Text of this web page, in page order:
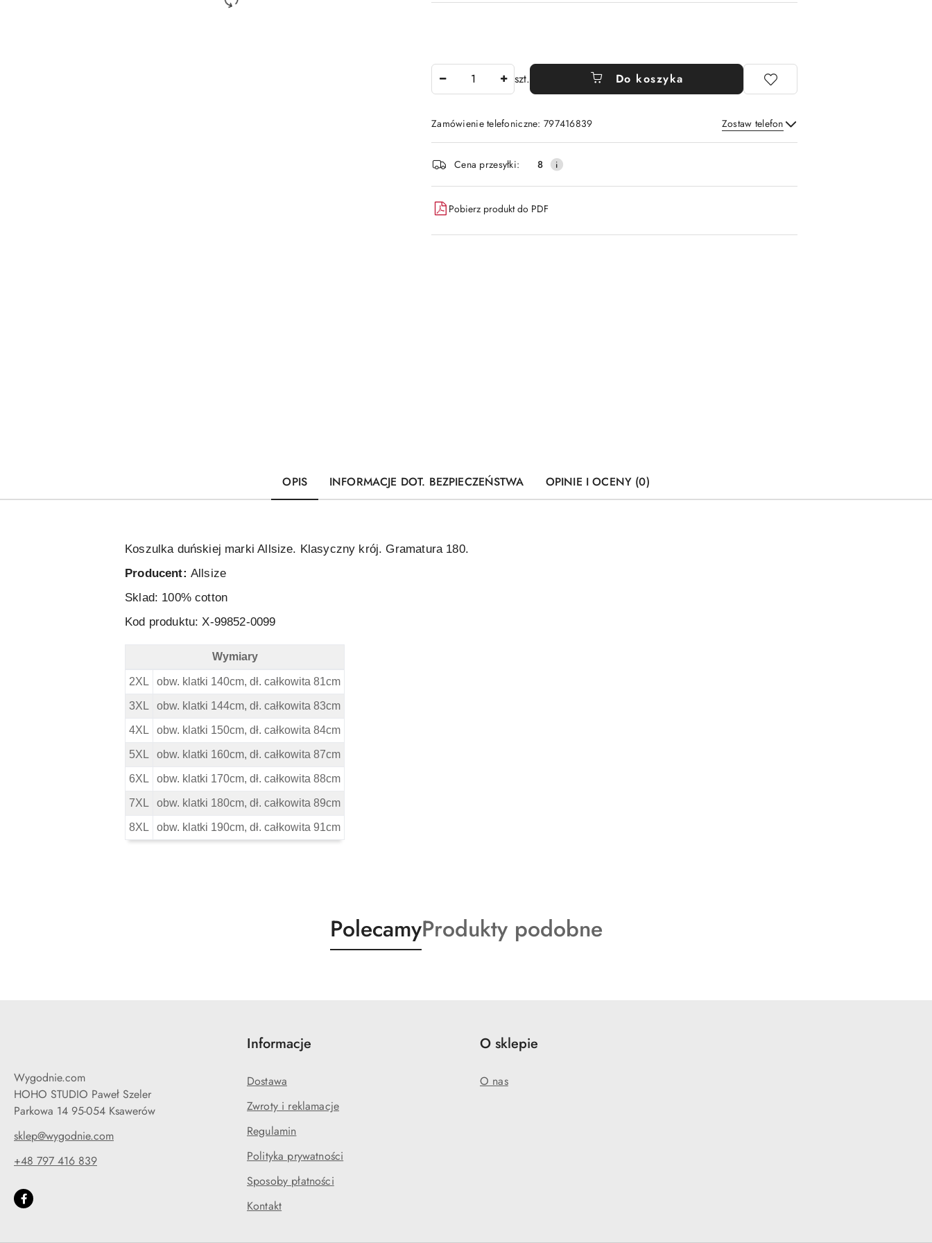
szt. Do koszyka
Zamówienie telefoniczne: 797416839 Zostaw telefon
Wyślij
Dostępność
i
dostawa
Cena przesyłki: 8
Pobierz produkt do PDF
OPIS INFORMACJE DOT. BEZPIECZEŃSTWA OPINIE I OCENY (0)
Koszulka duńskiej marki Allsize. Klasyczny krój. Gramatura 180.
Producent: Allsize
Sklad: 100% cotton
Kod produktu: X-99852-0099
Replika Duża Koszulka - Czarna - Wymiary
Wymiary
2XL obw. klatki 140cm, dł. całkowita 81cm
3XL obw. klatki 144cm, dł. całkowita 83cm
4XL obw. klatki 150cm, dł. całkowita 84cm
5XL obw. klatki 160cm, dł. całkowita 87cm
6XL obw. klatki 170cm, dł. całkowita 88cm
7XL obw. klatki 180cm, dł. całkowita 89cm
8XL obw. klatki 190cm, dł. całkowita 91cm
Produkty
o
PolecamyProdukty
o
Produkty podobne
Wygodnie.com
HOHO STUDIO Paweł Szeler
Parkowa 14 95-054 Ksawerów
sklep@wygodnie.com
+48 797 416 839
Informacje
Dostawa
Zwroty i reklamacje
Regulamin
Polityka prywatności
Sposoby płatności
Kontakt
O sklepie
O nas